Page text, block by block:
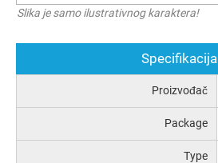
Slika je samo ilustrativnog karaktera!
Specifikacija
Proizvođač
Package
Type